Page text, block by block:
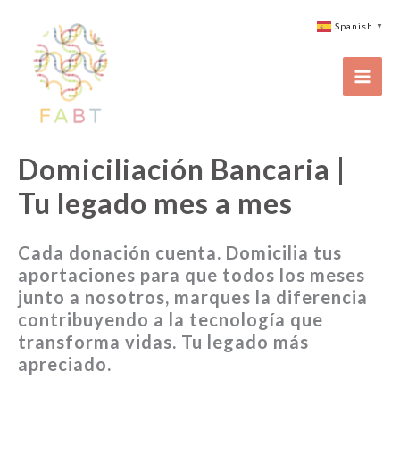
contenido
Domiciliación Bancaria |
Tu legado mes a mes
Cada donación cuenta. Domicilia tus
aportaciones para que todos los meses
junto a nosotros, marques la diferencia
contribuyendo a la tecnología que
transforma vidas. Tu legado más
apreciado.
Spanish ▼